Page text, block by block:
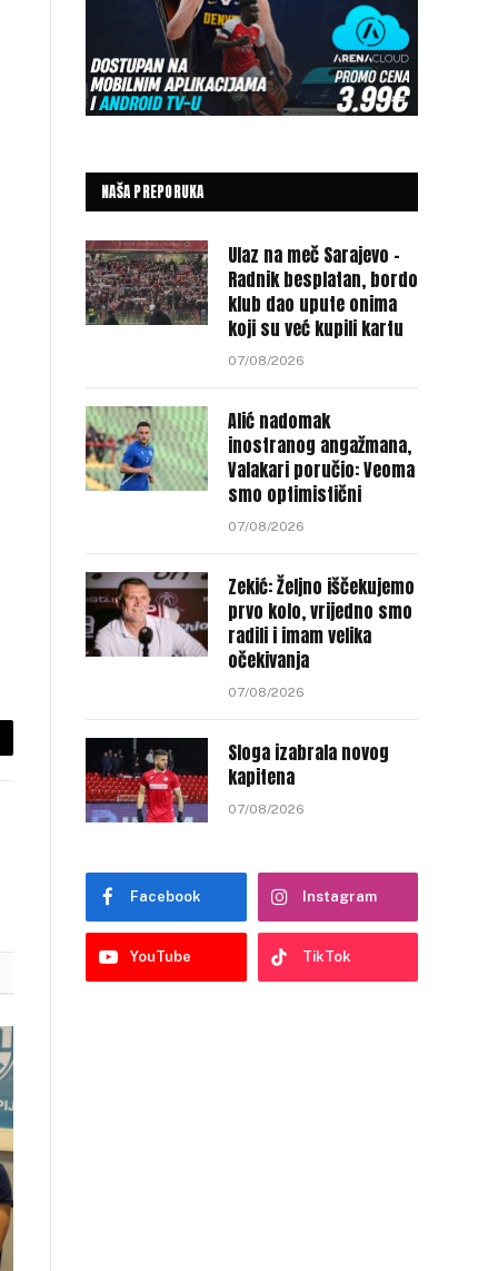
NAŠA PREPORUKA
Ulaz na meč Sarajevo –
Radnik besplatan, bordo
klub dao upute onima
koji su već kupili kartu
07/08/2026
Alić nadomak
inostranog angažmana,
Valakari poručio: Veoma
smo optimistični
07/08/2026
Zekić: Željno iščekujemo
prvo kolo, vrijedno smo
radili i imam velika
očekivanja
07/08/2026
Sloga izabrala novog
kapitena
07/08/2026
Facebook Instagram
YouTube TikTok